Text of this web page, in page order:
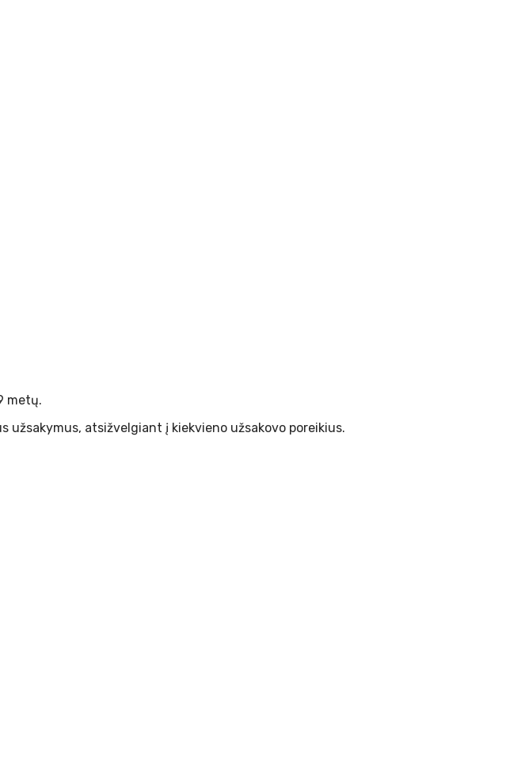
metų.
atsižvelgiant į kiekvieno užsakovo poreikius.